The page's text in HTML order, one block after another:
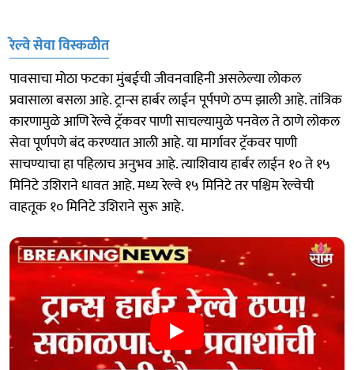
रेल्वे सेवा विस्कळीत
पावसाचा मोठा फटका मुंबईची जीवनवाहिनी असलेल्या लोकल
प्रवासाला बसला आहे. ट्रान्स हार्बर लाईन पूर्पपणे ठप्प झाली आहे. तांत्रिक
कारणामुळे आणि रेल्वे ट्रॅकवर पाणी साचल्यामुळे पनवेल ते ठाणे लोकल
सेवा पूर्णपणे बंद करण्यात आली आहे. या मार्गावर ट्रॅकवर पाणी
साचण्याचा हा पहिलाच अनुभव आहे. त्याशिवाय हार्बर लाईन १० ते १५
मिनिटे उशिराने धावत आहे. मध्य रेल्वे १५ मिनिटे तर पश्चिम रेल्वेची
वाहतूक १० मिनिटे उशिराने सुरू आहे.